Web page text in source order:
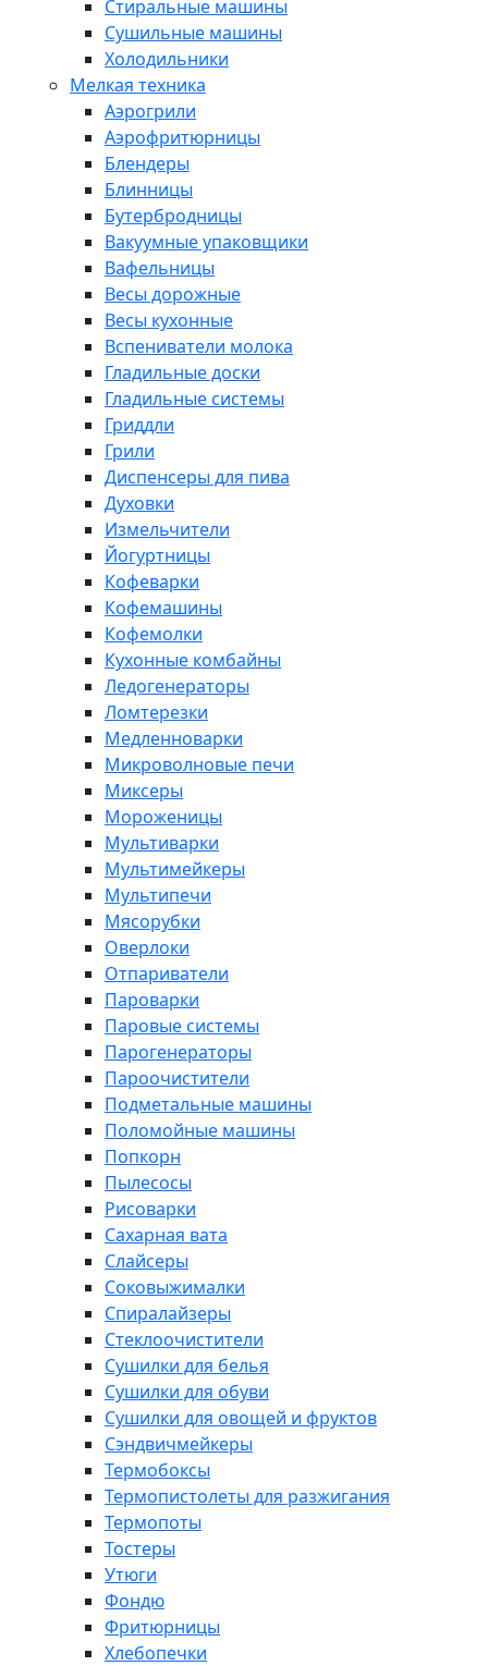
Стиральные машины
Сушильные машины
Холодильники
Мелкая техника
Аэрогрили
Аэрофритюрницы
Блендеры
Блинницы
Бутербродницы
Вакуумные упаковщики
Вафельницы
Весы дорожные
Весы кухонные
Вспениватели молока
Гладильные доски
Гладильные системы
Гриддли
Грили
Диспенсеры для пива
Духовки
Измельчители
Йогуртницы
Кофеварки
Кофемашины
Кофемолки
Кухонные комбайны
Ледогенераторы
Ломтерезки
Медленноварки
Микроволновые печи
Миксеры
Мороженицы
Мультиварки
Мультимейкеры
Мультипечи
Мясорубки
Оверлоки
Отпариватели
Пароварки
Паровые системы
Парогенераторы
Пароочистители
Подметальные машины
Поломойные машины
Попкорн
Пылесосы
Рисоварки
Сахарная вата
Слайсеры
Соковыжималки
Спиралайзеры
Стеклоочистители
Сушилки для белья
Сушилки для обуви
Сушилки для овощей и фруктов
Сэндвичмейкеры
Термобоксы
Термопистолеты для разжигания
Термопоты
Тостеры
Утюги
Фондю
Фритюрницы
Хлебопечки